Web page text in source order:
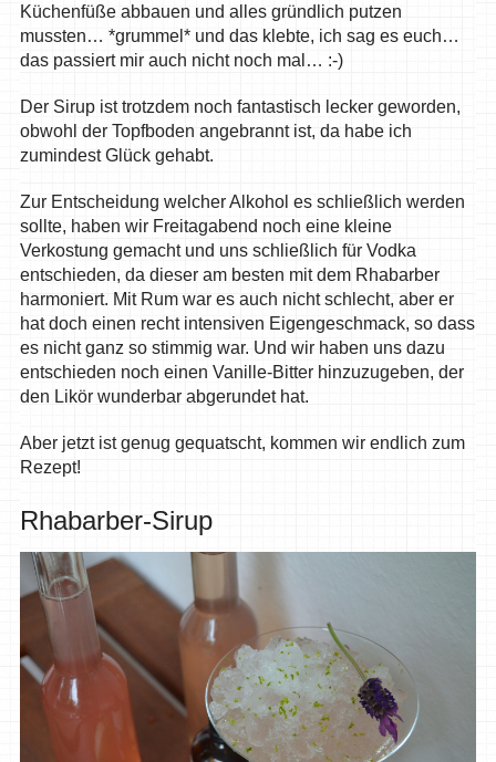
Küchenfüße abbauen und alles gründlich putzen
mussten… *grummel* und das klebte, ich sag es euch…
das passiert mir auch nicht noch mal… :-)
Der Sirup ist trotzdem noch fantastisch lecker geworden,
obwohl der Topfboden angebrannt ist, da habe ich
zumindest Glück gehabt.
Zur Entscheidung welcher Alkohol es schließlich werden
sollte, haben wir Freitagabend noch eine kleine
Verkostung gemacht und uns schließlich für Vodka
entschieden, da dieser am besten mit dem Rhabarber
harmoniert. Mit Rum war es auch nicht schlecht, aber er
hat doch einen recht intensiven Eigengeschmack, so dass
es nicht ganz so stimmig war. Und wir haben uns dazu
entschieden noch einen Vanille-Bitter hinzuzugeben, der
den Likör wunderbar abgerundet hat.
Aber jetzt ist genug gequatscht, kommen wir endlich zum
Rezept!
Rhabarber-Sirup